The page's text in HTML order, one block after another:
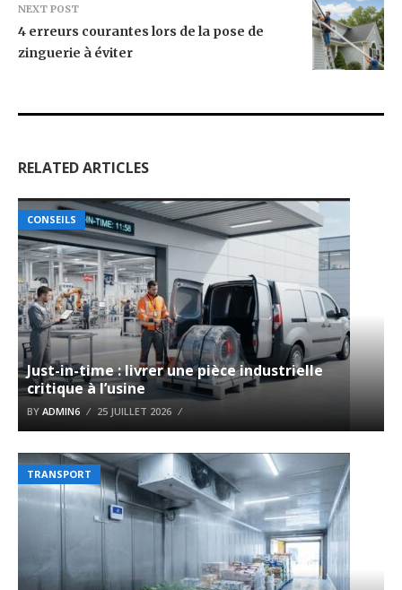
NEXT POST
4 erreurs courantes lors de la pose de
zinguerie à éviter
RELATED ARTICLES
CONSEILS
Just-in-time : livrer une pièce industrielle
critique à l’usine
BY ADMIN6 25 JUILLET 2026
TRANSPORT